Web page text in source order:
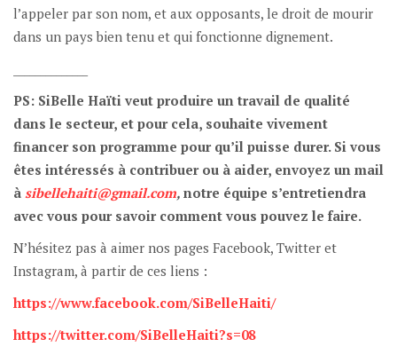
l’appeler par son nom, et aux opposants, le droit de mourir
dans un pays bien tenu et qui fonctionne dignement.
PS: SiBelle Haïti veut produire un travail de qualité
dans le secteur, et pour cela, souhaite vivement
financer son programme pour qu’il puisse durer. Si vous
êtes intéressés à contribuer ou à aider, envoyez un mail
à sibellehaiti@gmail.com, notre équipe s’entretiendra
avec vous pour savoir comment vous pouvez le faire.
N’hésitez pas à aimer nos pages Facebook, Twitter et
Instagram, à partir de ces liens :
https://www.facebook.com/SiBelleHaiti/
https://twitter.com/SiBelleHaiti?s=08